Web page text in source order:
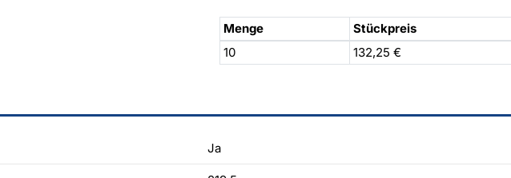
Menge Stückpreis
10
132,25 €
Ja